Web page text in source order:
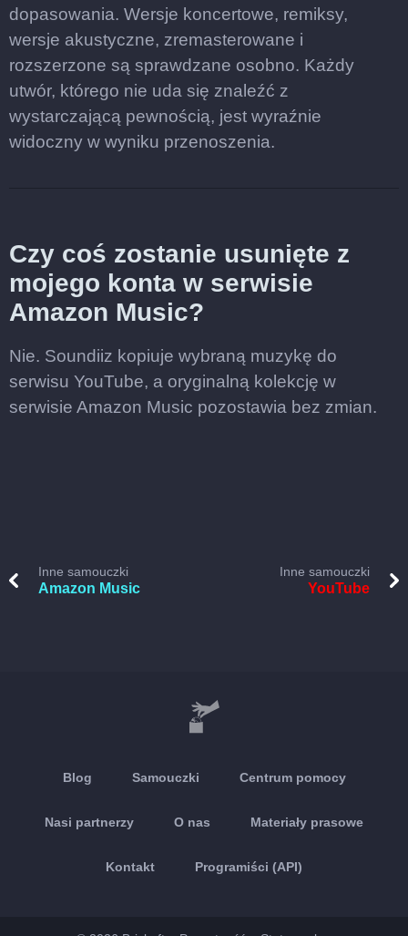
dopasowania. Wersje koncertowe, remiksy,
wersje akustyczne, zremasterowane i
rozszerzone są sprawdzane osobno. Każdy
utwór, którego nie uda się znaleźć z
wystarczającą pewnością, jest wyraźnie
widoczny w wyniku przenoszenia.
Czy coś zostanie usunięte z
mojego konta w serwisie
Amazon Music?
Nie. Soundiiz kopiuje wybraną muzykę do
serwisu YouTube, a oryginalną kolekcję w
serwisie Amazon Music pozostawia bez zmian.
Inne samouczki
Amazon Music
Inne samouczki
YouTube
Blog Samouczki Centrum pomocy
Nasi partnerzy O nas Materiały prasowe
Kontakt Programiści (API)